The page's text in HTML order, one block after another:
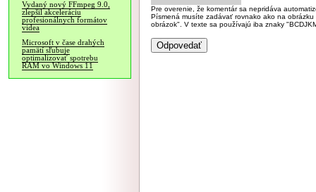
Vydaný nový FFmpeg 9.0,
zlepšil akceleráciu
profesionálnych formátov
videa
Microsoft v čase drahých
pamätí sľubuje
optimalizovať spotrebu
RAM vo Windows 11
Pre overenie, že komentár sa nepridáva
Písmená musíte zadávať rovnako ako na
obrázok". V texte sa používajú iba znaky